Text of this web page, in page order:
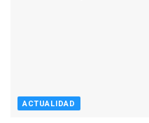
ACTUALIDAD